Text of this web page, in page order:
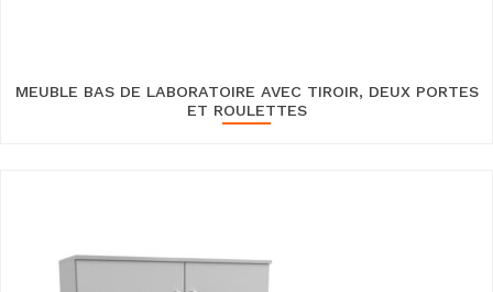
MEUBLE BAS DE LABORATOIRE AVEC TIROIR, DEUX PORTES
ET ROULETTES